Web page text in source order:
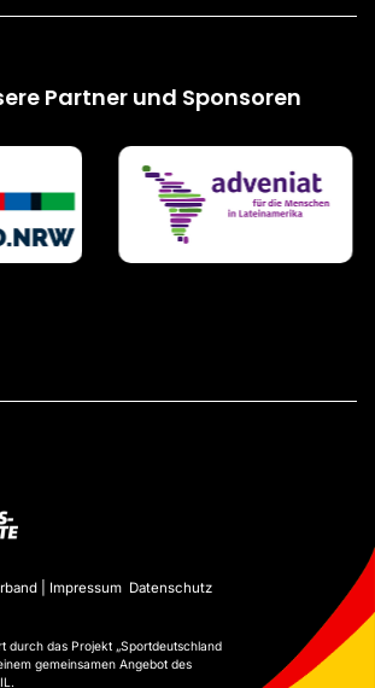
Partner und Sponsoren
| Impressum Datenschutz
durch das Projekt „Sportdeutschland
gemeinsamen Angebot des